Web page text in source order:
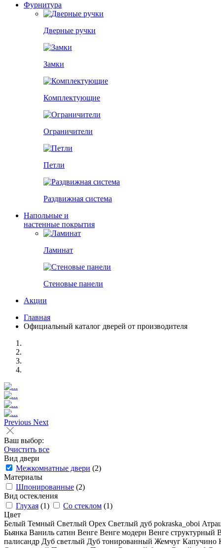
Фурнитура
Дверные ручки
Замки
Комплектующие
Ограничители
Петли
Раздвижная система
Напольные и
настенные покрытия
Ламинат
Стеновые панели
Акции
Главная
Официальный каталог дверей от производителя
Previous Next
Ваш выбор:
Очистить все
Вид двери
Межкомнатные двери (2)
Материалы
Шпонированные (2)
Вид остекления
Глухая (1) Со стеклом (1)
Цвет
Белый Темный Светлый Орех Светлый дуб pokraska_oboi
Бьянка Ваниль сатин Венге Венге модерн Венге структурный
палисандр Дуб светлый Дуб тонированный Жемчуг Капучино